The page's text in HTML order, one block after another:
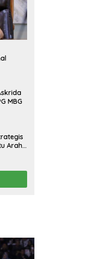
Bangun Askrida Profil
MBG
Arah